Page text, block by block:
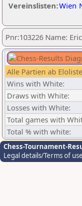
Vereinslisten:Wien
Pnr:103226 Name:
Alle Partien ab
Wins with White:
Draws with White:
Losses with White:
Total games with
Total % with white:
Chess-Tournament-
Legal details/Terms of use